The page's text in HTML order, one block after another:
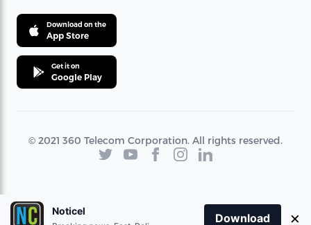
Download on the
App Store
Get it on
Google Play
© 2021 360 Telecom Corporation. All rights reserved.
Noticel
Download ×